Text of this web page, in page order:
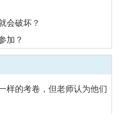
会破坏？
加？
样的考卷，但老师认为他们